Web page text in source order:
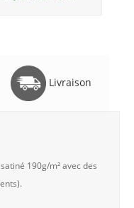
Livraison
190g/m² avec des